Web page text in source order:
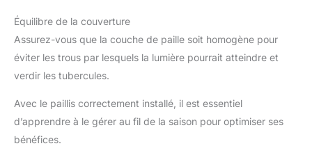
Équilibre de la couverture
Assurez-vous que la couche de paille soit homogène pour
éviter les trous par lesquels la lumière pourrait atteindre et
verdir les tubercules.
Avec le paillis correctement installé, il est essentiel
d’apprendre à le gérer au fil de la saison pour optimiser ses
bénéfices.